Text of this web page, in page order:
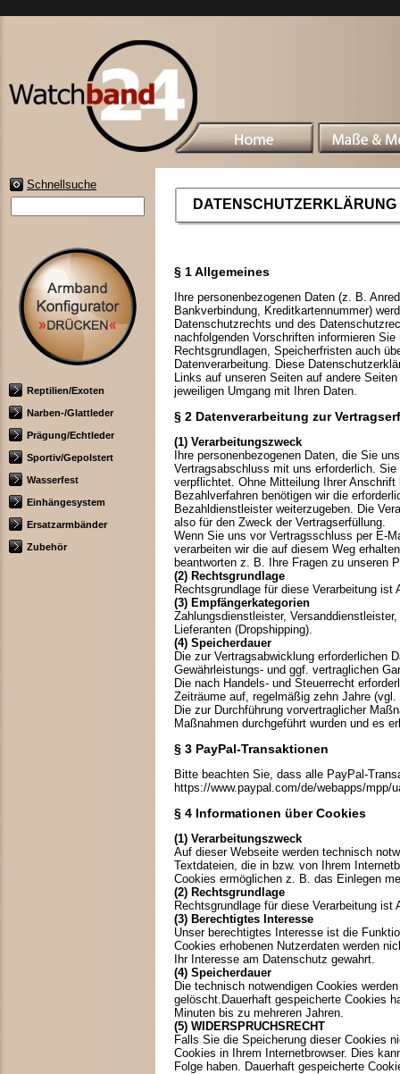
Schnellsuche
Reptilien/Exoten
Narben-/Glattleder
Prägung/Echtleder
Sportiv/Gepolstert
Wasserfest
Einhängesystem
Ersatzarmbänder
Zubehör
DATENSCHUTZERKLÄRUNG
§ 1 Allgemeines
Ihre personenbezogenen Daten (z. B.
Bankverbindung, Kreditkartennummer)
Datenschutzrechts und des
nachfolgenden Vorschriften informieren
Rechtsgrundlagen, Speicherfristen auch
Datenverarbeitung. Diese
Links auf unseren Seiten auf andere
jeweiligen Umgang mit Ihren Daten.
§ 2 Datenverarbeitung zur
(1) Verarbeitungszweck
Ihre personenbezogenen Daten, die Sie
Vertragsabschluss mit uns erforderlich.
verpflichtet. Ohne Mitteilung Ihrer
Bezahlverfahren benötigen wir die
Bezahldienstleister weiterzugeben. Die
also für den Zweck der Vertragserfüllung.
Wenn Sie uns vor Vertragsschluss per E-
verarbeiten wir die auf diesem Weg
beantworten z. B. Ihre Fragen zu unseren
(2) Rechtsgrundlage
Rechtsgrundlage für diese Verarbeitung ist
(3) Empfängerkategorien
Zahlungsdienstleister,
Lieferanten (Dropshipping).
(4) Speicherdauer
Die zur Vertragsabwicklung erforderlichen
Gewährleistungs- und ggf. vertraglichen
Die nach Handels- und Steuerrecht
Zeiträume auf, regelmäßig zehn Jahre
Die zur Durchführung vorvertraglicher
Maßnahmen durchgeführt wurden und es
§ 3 PayPal-Transaktionen
Bitte beachten Sie, dass alle PayPal-
https://www.paypal.com/de/webapps/mpp/
§ 4 Informationen über Cookies
(1) Verarbeitungszweck
Auf dieser Webseite werden technisch
Textdateien, die in bzw. von Ihrem
Cookies ermöglichen z. B. das Einlegen
(2) Rechtsgrundlage
Rechtsgrundlage für diese Verarbeitung ist
(3) Berechtigtes Interesse
Unser berechtigtes Interesse ist die
Cookies erhobenen Nutzerdaten werden
Ihr Interesse am Datenschutz gewahrt.
(4) Speicherdauer
Die technisch notwendigen Cookies
gelöscht.Dauerhaft gespeicherte Cookies
Minuten bis zu mehreren Jahren.
(5) WIDERSPRUCHSRECHT
Falls Sie die Speicherung dieser Cookies
Cookies in Ihrem Internetbrowser. Dies
Folge haben. Dauerhaft gespeicherte